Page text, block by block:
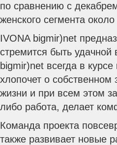
по сравнению с
женского сегмента
IVONA bigmir)net
стремится быть удачной
bigmir)net всегда в
хлопочет о
жизни и при всем этом
либо работа, делает
Команда проекта
также развивает новые